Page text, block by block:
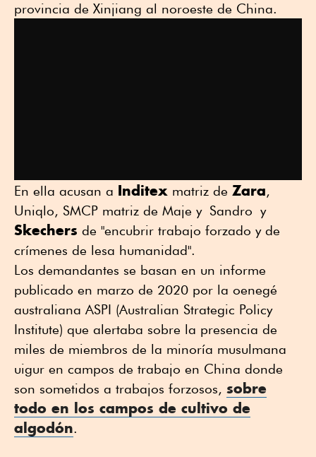
provincia de Xinjiang al noroeste de China.
En ella acusan a Inditex matriz de Zara,
Uniqlo, SMCP matriz de Maje y Sandro y
Skechers de "encubrir trabajo forzado y de
crímenes de lesa humanidad".
Los demandantes se basan en un informe
publicado en marzo de 2020 por la oenegé
australiana ASPI (Australian Strategic Policy
Institute) que alertaba sobre la presencia de
miles de miembros de la minoría musulmana
uigur en campos de trabajo en China donde
son sometidos a trabajos forzosos, sobre
todo en los campos de cultivo de
algodón.